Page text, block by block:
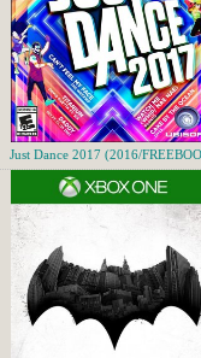
Just Dance 2017 (2016/